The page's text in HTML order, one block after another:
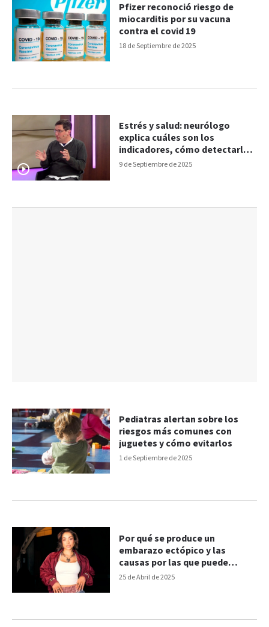
18 de Septiembre de 2025
Pfizer reconoció riesgo de
miocarditis por su vacuna
contra el covid 19
9 de Septiembre de 2025
Estrés y salud: neurólogo
explica cuáles son los
indicadores, cómo detectarlo y
tratarlo
1 de Septiembre de 2025
Pediatras alertan sobre los
riesgos más comunes con
juguetes y cómo evitarlos
25 de Abril de 2025
Por qué se produce un
embarazo ectópico y las
causas por las que puede
repetirse, como en María